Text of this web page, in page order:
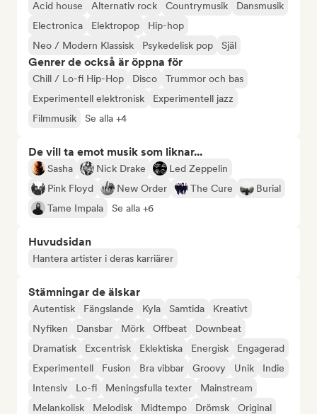
Acid house Alternativ rock Countrymusik
Dansmusik
Electronica
Elektropop
Hip-hop
Neo / Modern Klassisk
Psykedelisk pop Själ
Genrer de också är öppna för
Chill / Lo-fi Hip-Hop Disco
Trummor och bas
Experimentell elektronisk
Experimentell jazz
Filmmusik
Se alla +4
De vill ta emot musik som liknar...
Sasha Nick Drake
Led Zeppelin
Pink Floyd
New Order The Cure
Burial
Tame Impala
Se alla +6
Huvudsidan
Hantera artister i deras karriärer
Stämningar de älskar
Autentisk Fängslande Kyla Samtida
Kreativt
Nyfiken
Dansbar Mörk Offbeat
Downbeat
Dramatisk
Excentrisk Eklektiska Energisk
Engagerad
Experimentell
Fusion Bra vibbar Groovy Unik
Indie
Intensiv
Lo-fi Meningsfulla texter
Mainstream
Melankolisk
Melodisk Midtempo Drömsk
Original